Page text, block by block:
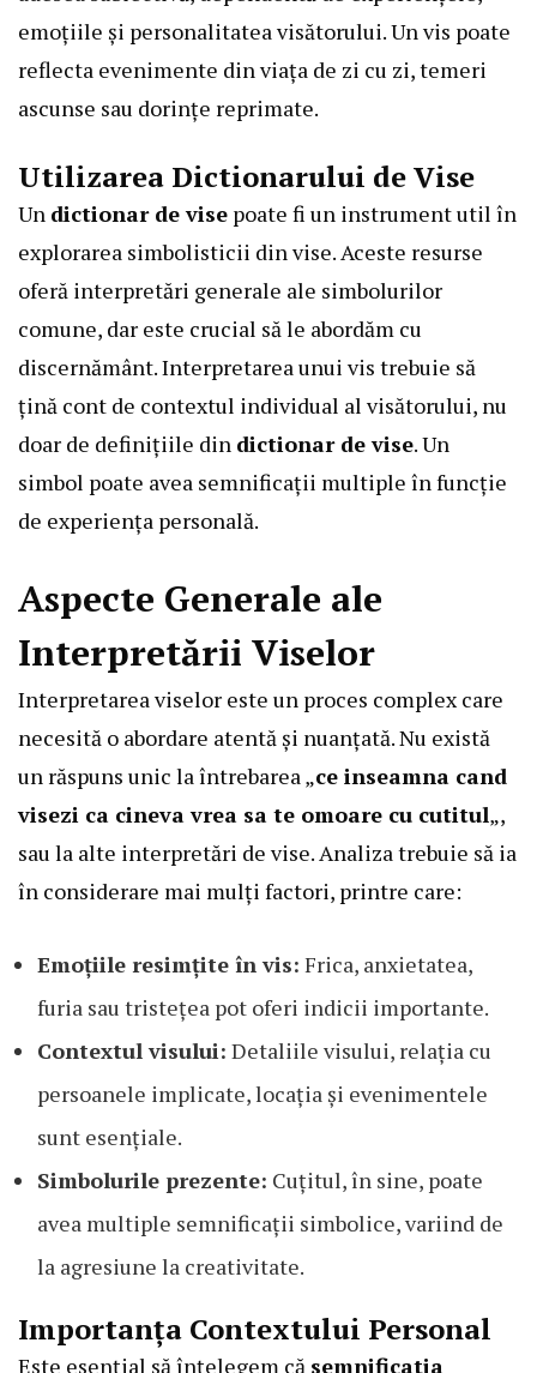
emoțiile și personalitatea visătorului. Un vis poate
reflecta evenimente din viața de zi cu zi, temeri
ascunse sau dorințe reprimate.
Utilizarea Dictionarului de Vise
Un dictionar de vise poate fi un instrument util în
explorarea simbolisticii din vise. Aceste resurse
oferă interpretări generale ale simbolurilor
comune, dar este crucial să le abordăm cu
discernământ. Interpretarea unui vis trebuie să
țină cont de contextul individual al visătorului, nu
doar de definițiile din dictionar de vise. Un
simbol poate avea semnificații multiple în funcție
de experiența personală.
Aspecte Generale ale
Interpretării Viselor
Interpretarea viselor este un proces complex care
necesită o abordare atentă și nuanțată. Nu există
un răspuns unic la întrebarea „ce inseamna cand
visezi ca cineva vrea sa te omoare cu cutitul„,
sau la alte interpretări de vise. Analiza trebuie să ia
în considerare mai mulți factori, printre care:
Emoțiile resimțite în vis: Frica, anxietatea,
furia sau tristețea pot oferi indicii importante.
Contextul visului: Detaliile visului, relația cu
persoanele implicate, locația și evenimentele
sunt esențiale.
Simbolurile prezente: Cuțitul, în sine, poate
avea multiple semnificații simbolice, variind de
la agresiune la creativitate.
Importanța Contextului Personal
Este esențial să înțelegem că semnificatia